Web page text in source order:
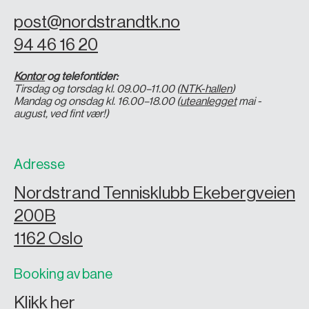
post@nordstrandtk.no
94 46 16 20
Kontorog telefontider:
Tirsdag og torsdag kl. 09.00–11.00 (NTK-hallen)
Mandag og onsdag kl. 16.00–18.00 (uteanleggetmai -
august, ved fint vær!)
Adresse
Nordstrand Tennisklubb Ekebergveien
200B
1162 Oslo
Booking av bane
Klikk her